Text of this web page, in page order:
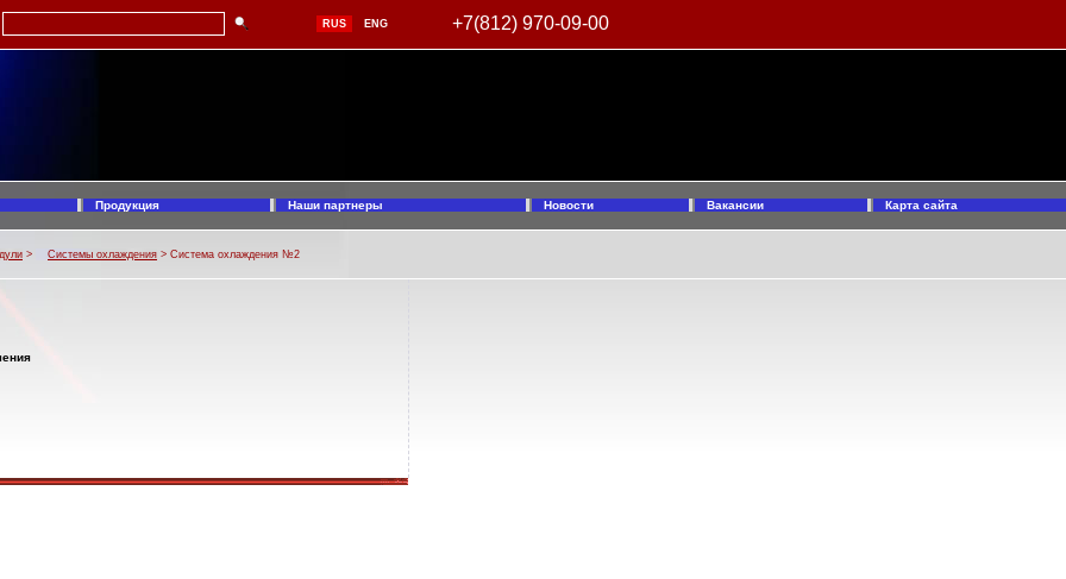
RUS ENG +7(812) 970-09-00
Продукция Наши партнеры Новости Вакансии Карта сайта
> Системы охлаждения > Система охлаждения №2